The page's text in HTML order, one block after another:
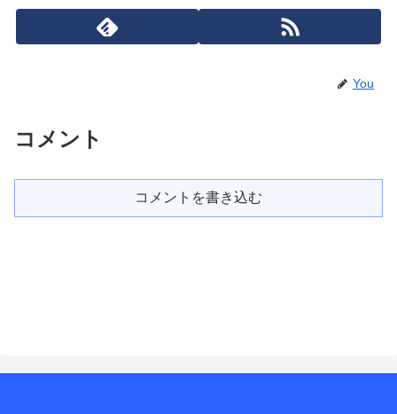
You
コメント
コメントを書き込む